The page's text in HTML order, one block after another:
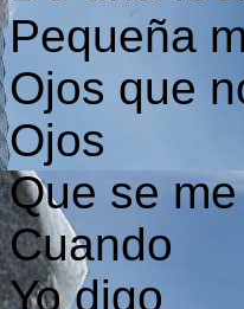
Pequeña
Ojos que
Ojos
Que se
Cuando
Yo digo